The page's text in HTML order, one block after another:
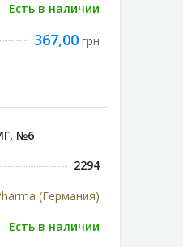
Есть в наличии
367,00грн
№6
2294
(Германия)
Есть в наличии